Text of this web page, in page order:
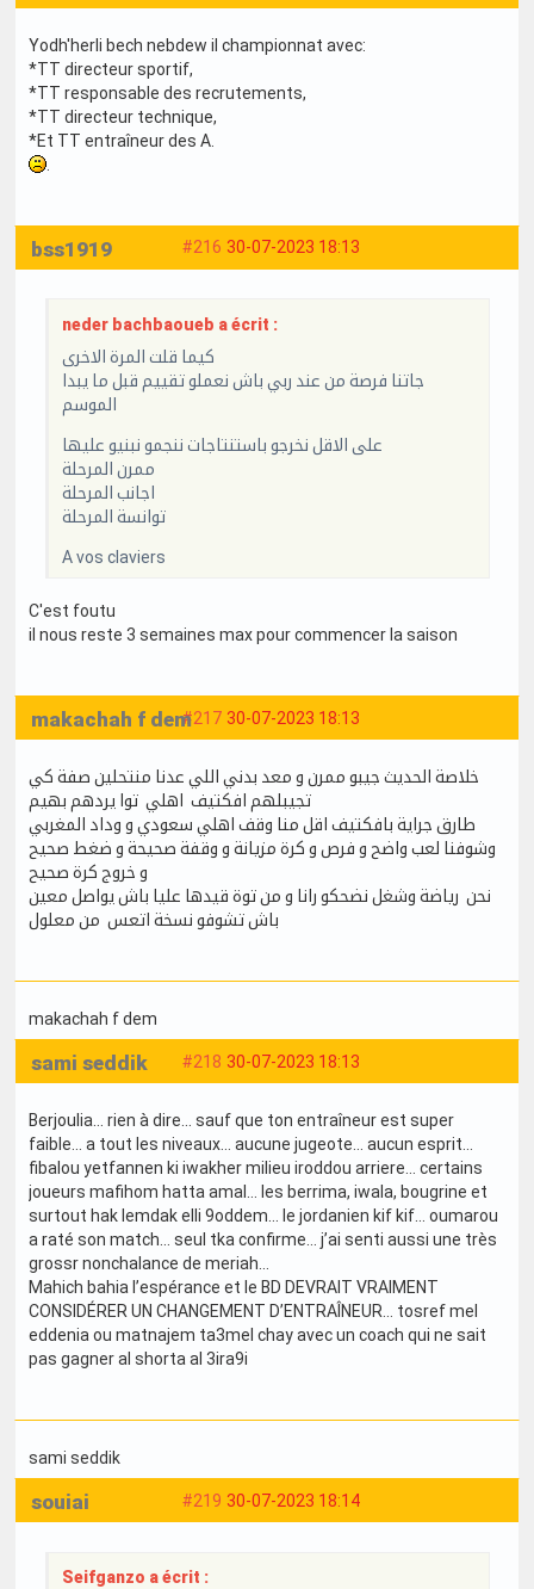
Yodh'herli bech nebdew il championnat avec:
*TT directeur sportif,
*TT responsable des recrutements,
*TT directeur technique,
*Et TT entraîneur des A.
#216 30-07-2023 18:13
bss1919
neder bachbaoueb a écrit :
كيما قلت المرة الاخرى
جاتنا فرصة من عند ربي باش نعملو تقييم قبل ما يبدا
الموسم
على الاقل نخرجو باستنتاجات ننجمو نبنيو عليها
ممرن المرحلة
اجانب المرحلة
توانسة المرحلة
A vos claviers
C'est foutu
il nous reste 3 semaines max pour commencer la saison
#217 30-07-2023 18:13
makachah f dem
خلاصة الحديث جيبو ممرن و معد بدني اللي عدنا منتحلين صفة كي
تجيبلهم افكتيف اهلي توا يردهم بهيم
طارق جراية بافكتيف اقل منا وقف اهلي سعودي و وداد المغربي
وشوفنا لعب واضح و فرص و كرة مزيانة و وقفة صحيحة و ضغط صحيح
و خروج كرة صحيح
نحن رياضة وشغل نضحكو رانا و من توة قيدها عليا باش يواصل معين
باش تشوفو نسخة اتعس من معلول
makachah f dem
#218 30-07-2023 18:13
sami seddik
Berjoulia… rien à dire… sauf que ton entraîneur est super
faible… a tout les niveaux… aucune jugeote… aucun esprit…
fibalou yetfannen ki iwakher milieu iroddou arriere… certains
joueurs mafihom hatta amal… les berrima, iwala, bougrine et
surtout hak lemdak elli 9oddem… le jordanien kif kif… oumarou
a raté son match… seul tka confirme… j’ai senti aussi une très
grossr nonchalance de meriah…
Mahich bahia l’espérance et le BD DEVRAIT VRAIMENT
CONSIDÉRER UN CHANGEMENT D’ENTRAÎNEUR… tosref mel
eddenia ou matnajem ta3mel chay avec un coach qui ne sait
pas gagner al shorta al 3ira9i
sami seddik
#219 30-07-2023 18:14
souiai
Seifganzo a écrit :